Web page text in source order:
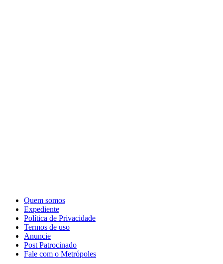
Quem somos
Expediente
Política de Privacidade
Termos de uso
Anuncie
Post Patrocinado
Fale com o Metrópoles